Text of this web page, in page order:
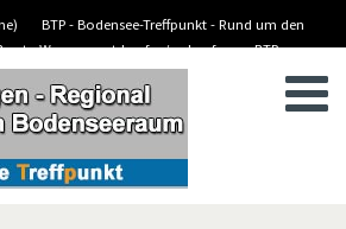
BTP - Bodensee-Treffpunkt - Rund um den
Wassersport-kaufen/verkaufen
BTP -
BTP - Kleinanzeigen